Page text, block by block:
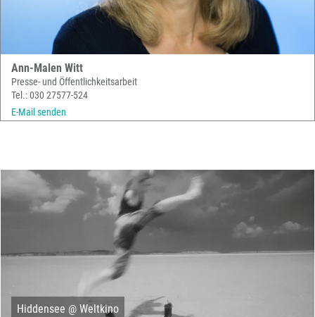
Ann-Malen Witt
Presse- und Öffentlichkeitsarbeit
Tel.: 030 27577-524
E-Mail senden
Hiddensee @ Weltkino